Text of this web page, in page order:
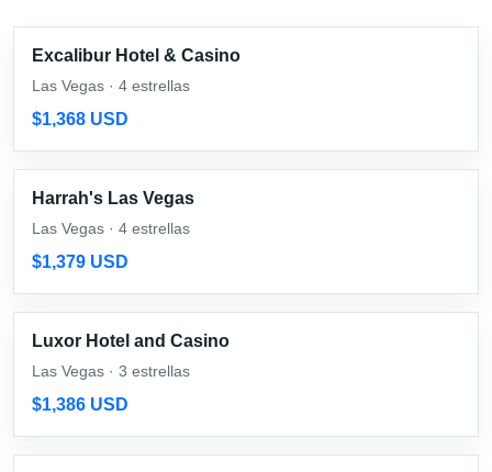
Excalibur Hotel & Casino
Las Vegas · 4 estrellas
$1,368 USD
Harrah's Las Vegas
Las Vegas · 4 estrellas
$1,379 USD
Luxor Hotel and Casino
Las Vegas · 3 estrellas
$1,386 USD